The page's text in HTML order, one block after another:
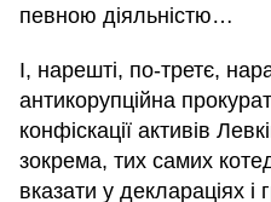
певною діяльністю…
І, нарешті, по-третє,
антикорупційна
конфіскації активів
зокрема, тих самих
вказати у деклараціях і